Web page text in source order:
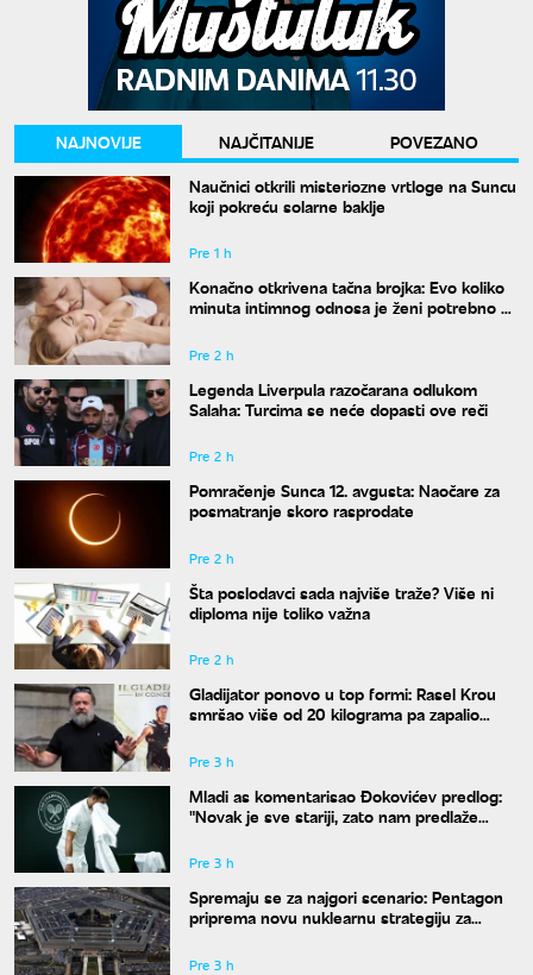
NAJNOVIJE NAJČITANIJE
POVEZANO
Naučnici otkrili misteriozne vrtloge na Suncu
koji pokreću solarne baklje
Pre 1 h
Konačno otkrivena tačna brojka: Evo koliko
minuta intimnog odnosa je ženi potrebno da
Pre 2 h
Legenda Liverpula razočarana odlukom
Salaha: Turcima se neće dopasti ove reči
Pre 2 h
Pomračenje Sunca 12. avgusta: Naočare za
posmatranje skoro rasprodate
Pre 2 h
Šta poslodavci sada najviše traže? Više ni
diploma nije toliko važna
Pre 2 h
Gladijator ponovo u top formi: Rasel Krou
smršao više od 20 kilograma pa zapalio
Pre 3 h
Mladi as komentarisao Đokovićev predlog:
"Novak je sve stariji, zato nam predlaže
Pre 3 h
Spremaju se za najgori scenario: Pentagon
priprema novu nuklearnu strategiju za
Pre 3 h